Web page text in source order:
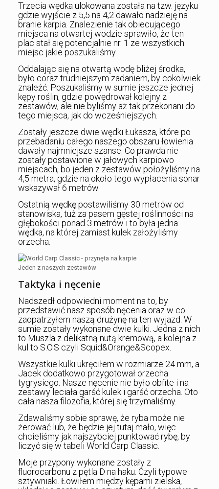
Trzecia wędka ulokowana została na tzw. języku
gdzie wyjście z 5,5 na 4,2 dawało nadzieję na
branie karpia. Znalezienie tak obiecującego
miejsca na otwartej wodzie sprawiło, że ten
plac stał się potencjalnie nr. 1 ze wszystkich
miejsc jakie poszukaliśmy.
Oddalając się na otwartą wodę bliżej środka,
było coraz trudniejszym zadaniem, by cokolwiek
znaleźć. Poszukaliśmy w sumie jeszcze jednej
kępy roślin, gdzie powędrował kolejny z
zestawów, ale nie byliśmy aż tak przekonani do
tego miejsca, jak do wcześniejszych.
Zostały jeszcze dwie wędki Łukasza, które po
przebadaniu całego naszego obszaru łowienia
dawały najmniejsze szanse. Co prawda nie
zostały postawione w jałowych karpiowo
miejscach, bo jeden z zestawów położyliśmy na
4,5 metra, gdzie na około tego wypłacenia sonar
wskazywał 6 metrów.
Ostatnią wędkę postawiliśmy 30 metrów od
stanowiska, tuż za pasem gęstej roślinności na
głębokości ponad 3 metrów i to była jedna
wędka, na której zamiast kulek założyliśmy
orzecha.
Jeden z naszych zestawów
Taktyka i nęcenie
Nadszedł odpowiedni moment na to, by
przedstawić nasz sposób nęcenia oraz w co
zaopatrzyłem naszą drużynę na ten wyjazd. W
sumie zostały wykonane dwie kulki. Jedna z nich
to Muszla z delikatną nutą kremową, a kolejna z
kul to S.O.S czyli Squid&Orange&Scopex.
Wszystkie kulki ukręciłem w rozmiarze 24 mm, a
Jacek dodatkowo przygotował orzecha
tygrysiego. Nasze nęcenie nie było obfite i na
zestawy leciała garść kulek i garść orzecha. Oto
cała nasza filozofia, której się trzymaliśmy.
Zdawaliśmy sobie sprawę, że ryba może nie
żerować lub, że będzie jej tutaj mało, więc
chcieliśmy jak najszybciej punktować rybę, by
liczyć się w tabeli World Carp Classic.
Moje przypony wykonane zostały z
fluorocarbonu z pętla D na haku. Czyli typowe
sztywniaki. Łowiłem między kępami zielska,